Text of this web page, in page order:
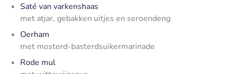
Saté van varkenshaas
met atjar, gebakken uitjes en seroendeng
Oerham
met mosterd-basterdsuikermarinade
Rode mul